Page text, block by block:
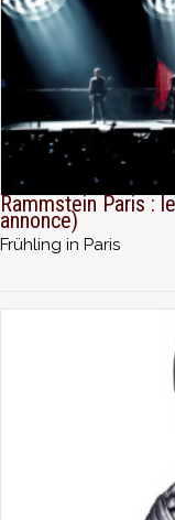
Rammstein Paris :
annonce)
Frühling in Paris